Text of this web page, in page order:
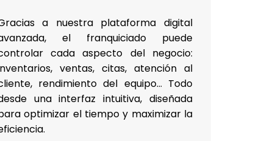
a nuestra plataforma digital
el franquiciado puede
cada aspecto del negocio:
ventas, citas, atención al
rendimiento del equipo… Todo
una interfaz intuitiva, diseñada
optimizar el tiempo y maximizar la